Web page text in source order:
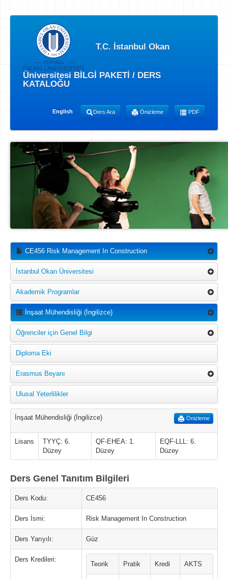
T.C. İstanbul Okan
Üniversitesi BİLGİ PAKETİ / DERS
KATALOĞU
English Ders Ara Önizleme PDF
CE456 Risk Management In Construction
İstanbul Okan Üniversitesi
Akademik Programlar
İnşaat Mühendisliği (İngilizce)
Öğrenciler için Genel Bilgi
Diploma Eki
Erasmus Beyanı
Ulusal Yeterlilikler
İnşaat Mühendisliği (İngilizce) Önizleme
Lisans
TYYÇ: 6.
Düzey
QF-EHEA: 1.
Düzey
EQF-LLL: 6.
Düzey
Ders Genel Tanıtım Bilgileri
Ders Kodu: CE456
Ders İsmi: Risk Management In Construction
Ders Yarıyılı: Güz
Ders Kredileri:
Teorik Pratik Kredi AKTS